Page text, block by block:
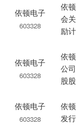
依顿电子
603328
依
会
励
依顿电子
603328
依
公
股
依顿电子
603328
依
发